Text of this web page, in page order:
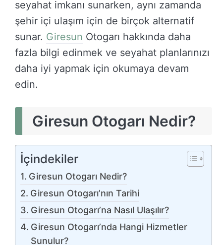
seyahat imkanı sunarken, aynı zamanda
şehir içi ulaşım için de birçok alternatif
sunar. Giresun Otogarı hakkında daha
fazla bilgi edinmek ve seyahat planlarınızı
daha iyi yapmak için okumaya devam
edin.
Giresun Otogarı Nedir?
İçindekiler
Giresun Otogarı Nedir?
Giresun Otogarı’nın Tarihi
Giresun Otogarı’na Nasıl Ulaşılır?
Giresun Otogarı’nda Hangi Hizmetler
Sunulur?